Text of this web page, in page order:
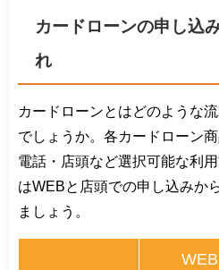
カードローンの申し込
れ
カードローンとはどのような
でしょうか。各カードローン
電話・店頭など選択可能な利
はWEBと店頭での申し込みか
ましょう。
WEB